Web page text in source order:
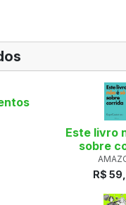
Este livro
sobre
R$